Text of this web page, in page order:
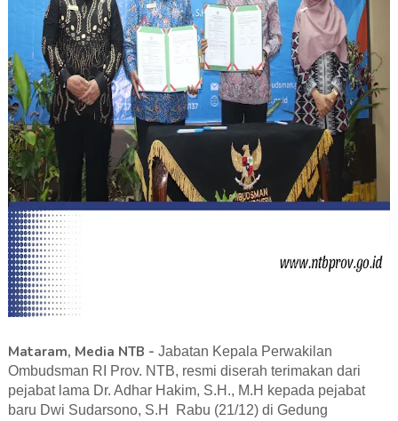
Mataram, Media NTB - Jabatan Kepala Perwakilan
Ombudsman RI Prov. NTB, resmi diserah terimakan dari
pejabat lama Dr. Adhar Hakim, S.H., M.H kepada pejabat
baru Dwi Sudarsono, S.H
Rabu (21/12) di Gedung